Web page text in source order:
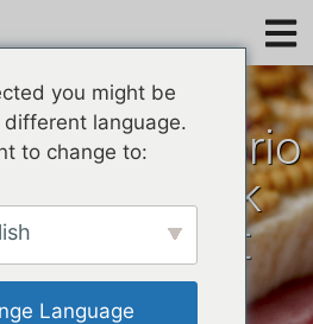
Tenebrio
untuk
ulat
you might be
different language.
to change to:
Language